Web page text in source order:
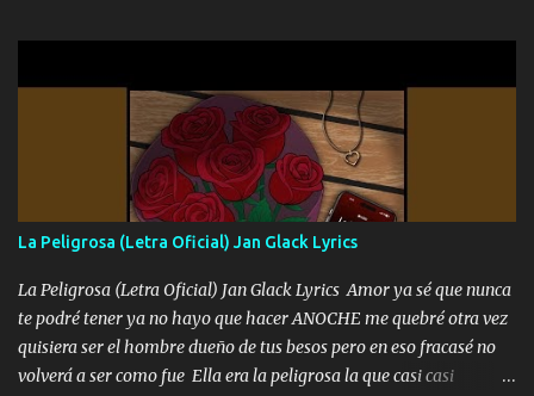
Yo Soy El De Las Pacas Sobrino Del Brazo Armad0 Con mi Glock
fajado y mi R terciado me van a ver allá por TJ para un licenciado
mando un abrazo andamos al cien Choritas también Música
Ando en la colonia bien acelerado traigo un M2 que nunca me ha
fallado para mi compadre mandó un fuerte abrazo también al
Especial sabe que lo apreciamos En los mejores antros me verán
tomando con mujeres hermosas y botellas destapando siempre
bien cuidado bien atrabancado y a los que me conocen ya saben de
lo que hablo Entre lob...
La Peligrosa (Letra Oficial) Jan Glack Lyrics
La Peligrosa (Letra Oficial) Jan Glack Lyrics Amor ya sé que nunca
te podré tener ya no hayo que hacer ANOCHE me quebré otra vez
quisiera ser el hombre dueño de tus besos pero en eso fracasé no
volverá a ser como fue Ella era la peligrosa la que casi casi